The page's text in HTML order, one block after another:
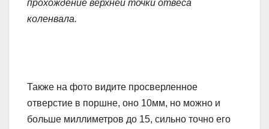
прохождение верхней точки отвеса
коленвала.
Также на фото видите просверленное
отверстие в поршне, оно 10мм, но можно и
больше миллиметров до 15, сильно точно его